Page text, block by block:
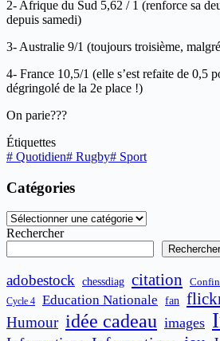
2- Afrique du Sud 5,62 / 1 (renforce sa
depuis samedi)
3- Australie 9/1 (toujours troisième,
4- France 10,5/1 (elle s’est refaite de 0,5
dégringolé de la 2e place !)
On parie???
Étiquettes
# Quotidien# Rugby# Sport
Catégories
Catégories
Rechercher
Rechercher
adobestock chessdiag citation
Cycle 4
Education Nationale fan
Humour idée cadeau images